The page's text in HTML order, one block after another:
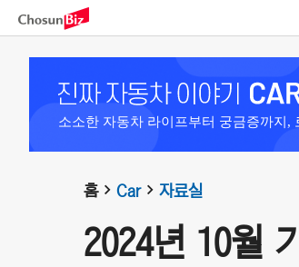
소소한 자동차 라이프부터 궁금증까지,
홈 Car 자료실
2024년 10월